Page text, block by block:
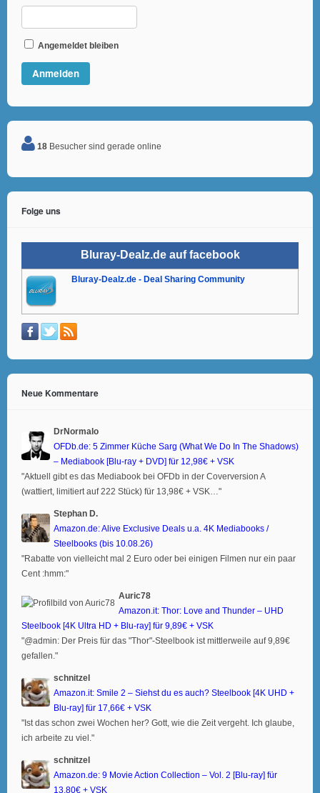
Angemeldet bleiben
18 Besucher sind gerade online
Folge uns
Bluray-Dealz.de auf facebook
Bluray-Dealz.de - Deal Sharing Community
Neue Kommentare
DrNormalo
OFDb.de: 5 Zimmer Küche Sarg (What We Do In The Shadows)
– Mediabook [Blu-ray + DVD] für 12,98€ + VSK
"Aktuell gibt es das Mediabook bei OFDb in der Coverversion A
(wattiert, limitiert auf 222 Stück) für 13,98€ + VSK…"
Stephan D.
Amazon.de: Alive Exclusive Deals u.a. 4K Mediabooks /
Steelbooks (bis 10.08.26)
"Rabatte von vielleicht mal 2 Euro oder bei einigen Filmen nur ein paar
Cent :hmm:"
Auric78
Amazon.it: Thor: Love and Thunder – UHD
Steelbook [4K Ultra HD + Blu-ray] für 9,89€ + VSK
"@admin: Der Preis für das "Thor"-Steelbook ist mittlerweile auf 9,89€
gefallen."
schnitzel
Amazon.it: Smile 2 – Siehst du es auch? Steelbook [4K UHD +
Blu-ray] für 17,66€ + VSK
"Ist das schon zwei Wochen her? Gott, wie die Zeit vergeht. Ich glaube,
ich arbeite zu viel."
schnitzel
Amazon.de: 9 Movie Action Collection – Vol. 2 [Blu-ray] für
13,80€ + VSK